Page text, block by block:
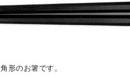
形のお箸です。